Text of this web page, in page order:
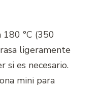
°C (350
ligeramente
si es necesario.
mini para